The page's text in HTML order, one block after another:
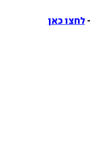
לחצו כאן